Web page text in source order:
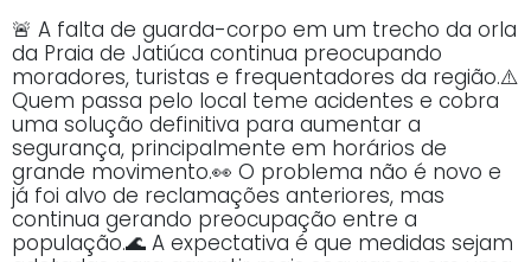
🚨 A falta de guarda-corpo em um trecho da orla
da Praia de Jatiúca continua preocupando
moradores, turistas e frequentadores da região.⚠️
Quem passa pelo local teme acidentes e cobra
uma solução definitiva para aumentar a
segurança, principalmente em horários de
grande movimento.👀 O problema não é novo e
já foi alvo de reclamações anteriores, mas
continua gerando preocupação entre a
população.🌊 A expectativa é que medidas sejam